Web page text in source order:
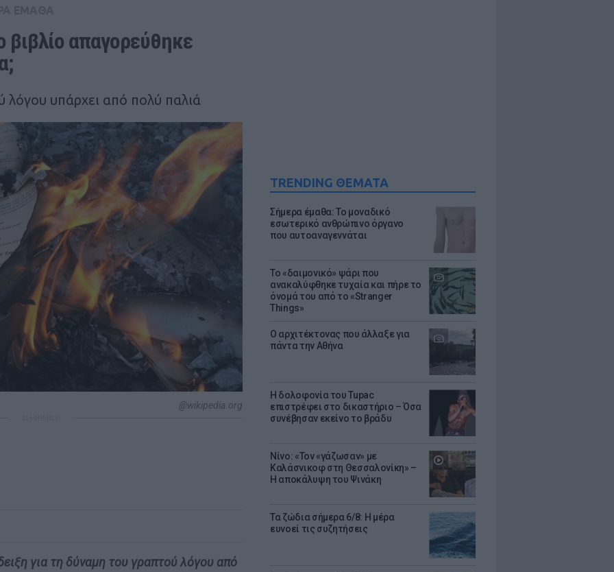
TRENDING ΘΕΜΑΤΑ
Σήμερα έμαθα: Το μοναδικό
εσωτερικό ανθρώπινο όργανο
που αυτοαναγεννάται
Το «δαιμονικό» ψάρι που
ανακαλύφθηκε τυχαία και πήρε το
όνομά του από το «Stranger
Things»
Ο αρχιτέκτονας που άλλαξε για
πάντα την Αθήνα
Η δολοφονία του Tupac
επιστρέφει στο δικαστήριο – Όσα
συνέβησαν εκείνο το βράδυ
Νίνο: «Τον «γάζωσαν» με
Καλάσνικοφ στη Θεσσαλονίκη» –
Η αποκάλυψη του Ψινάκη
Τα ζώδια σήμερα 6/8: Η μέρα
ευνοεί τις συζητήσεις
απαγορεύθηκε
λόγου υπάρχει από πολύ παλιά
@wikipedia.org
για τη δύναμη του γραπτού λόγου από